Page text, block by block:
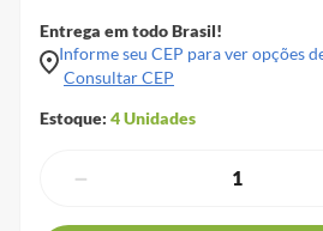
Entrega em todo Brasil!
Informe seu CEP para ver opções
Consultar CEP
Estoque: 4Unidades
－